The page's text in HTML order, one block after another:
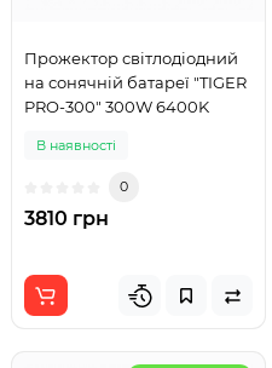
Прожектор світлодіодний
на сонячній батареї "TIGER
PRO-300" 300W 6400K
В наявності
0
3810 грн